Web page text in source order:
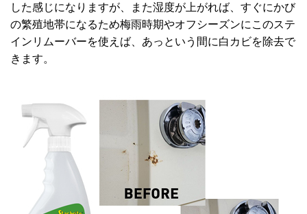
した感じになりますが、また湿度が上がれば、すぐにかび
の繁殖地帯になるため梅雨時期やオフシーズンにこのステ
インリムーバーを使えば、あっという間に白カビを除去で
きます。